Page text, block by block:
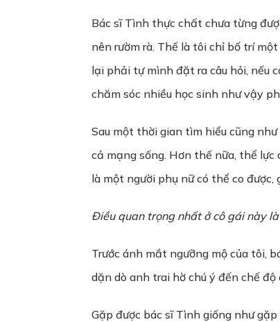
Bác sĩ Tình thực chất chưa từng
nên rườm rà. Thế là tôi chỉ bố trí
lại phải tự mình đặt ra câu hỏi, nếu
chăm sóc nhiều học sinh như vậy
Sau một thời gian tìm hiểu cũng
cả mạng sống. Hơn thế nữa, thể
là một người phụ nữ có thể co được,
Điều quan trọng nhất ở cô gái này
Trước ánh mắt ngưỡng mộ của tôi,
dặn dò anh trai hờ chú ý đến chế
Gặp được bác sĩ Tình giống như